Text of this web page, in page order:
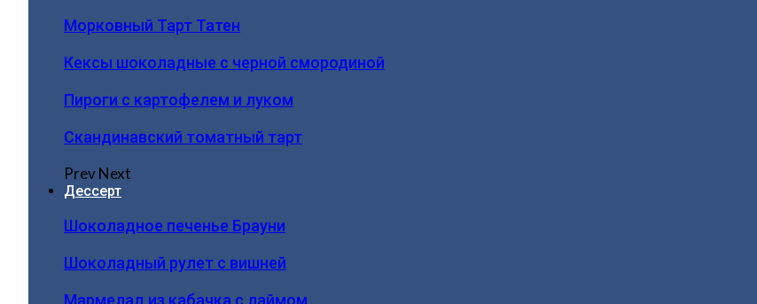
Морковный Тарт Татен
Кексы шоколадные с черной смородиной
Пироги c картофелем и луком
Скандинавский томатный тарт
PrevNext
Дессерт
Шоколадное печенье Брауни
Шоколадный рулет с вишней
Мармелад из кабачка с лаймом